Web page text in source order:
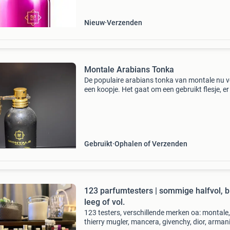
Nieuw Verzenden
Montale Arabians Tonka
De populaire arabians tonka van montale nu
een koopje. Het gaat om een gebruikt flesje,
Gebruikt Ophalen of Verzenden
123 parfumtesters | sommige halfvol,
leeg of vol.
123 testers, verschillende merken oa: montale,
thierry mugler, mancera, givenchy, dior,